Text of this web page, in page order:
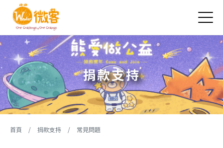
捐款支持
您在這裡
首頁 / 捐款支持 / 常見問題